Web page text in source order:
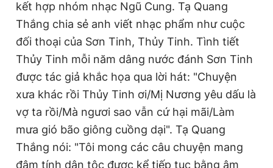
kết hợp nhóm nhạc Ngũ Cung. Tạ Quang
Thắng chia sẻ anh viết nhạc phẩm như cuộc
đối thoại của Sơn Tinh, Thủy Tinh. Tình tiết
Thủy Tinh mỗi năm dâng nước đánh Sơn Tinh
được tác giả khắc họa qua lời hát: "Chuyện
xưa khác rồi Thủy Tinh ơi/Mị Nương yêu dấu là
vợ ta rồi/Mà ngươi sao vẫn cứ hại mãi/Làm
mưa gió bão giông cuồng dại". Tạ Quang
Thắng nói: "Tôi mong các câu chuyện mang
đậm tính dân tộc được kể tiếp tục bằng âm